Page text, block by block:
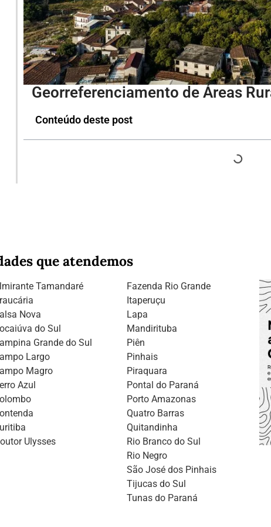
Georreferenciamento de Áreas
Conteúdo deste post
que atendemos
Tamandaré
Nova
do Sul
Grande do Sul
Largo
Magro
Azul
Ulysses
Fazenda Rio Grande
Itaperuçu
Lapa
Mandirituba
Piên
Pinhais
Piraquara
Pontal do Paraná
Porto Amazonas
Quatro Barras
Quitandinha
Rio Branco do Sul
Rio Negro
São José dos Pinhais
Tijucas do Sul
Tunas do Paraná